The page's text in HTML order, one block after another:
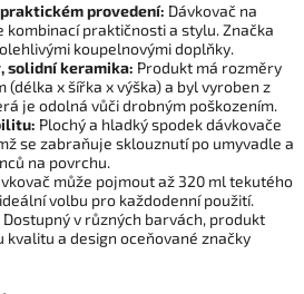
provedení: Dávkovač na
kombinací praktičnosti a stylu. Značka
koupelnovými doplňky.
solidní keramika: Produkt má rozměry
(délka x šířka x výška) a byl vyroben z
je odolná vůči drobným poškozením.
Plochý a hladký spodek dávkovače
se zabraňuje sklouznutí po umyvadle a
na povrchu.
může pojmout až 320 ml tekutého
volbu pro každodenní použití.
Dostupný v různých barvách, produkt
kvalitu a design oceňované značky